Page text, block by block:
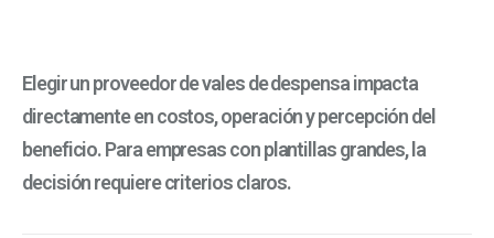
Elegir un proveedor de vales de despensa impacta
directamente en costos, operación y percepción del
beneficio. Para empresas con plantillas grandes, la
decisión requiere criterios claros.